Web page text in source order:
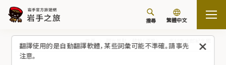
翻譯使用的是自動翻譯軟體，某些詞彙可能不準確。請事先
注意。
搜尋 繁體中文
首頁